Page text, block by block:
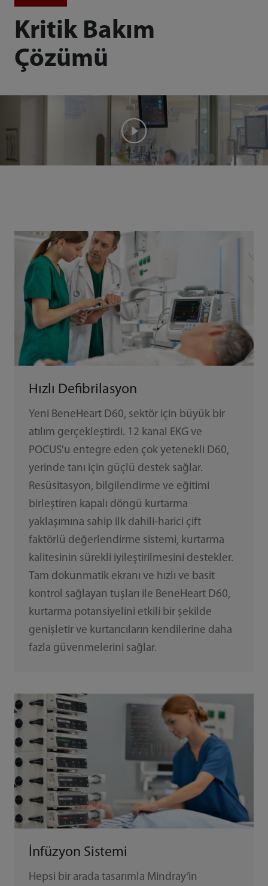
Kritik Bakım
Çözümü
Hızlı Defibrilasyon
Yeni BeneHeart D60, sektör için büyük bir
atılım gerçekleştirdi. 12 kanal EKG ve
POCUS'u entegre eden çok yetenekli D60,
yerinde tanı için güçlü destek sağlar.
Resüsitasyon, bilgilendirme ve eğitimi
birleştiren kapalı döngü kurtarma
yaklaşımına sahip ilk dahili-harici çift
faktörlü değerlendirme sistemi, kurtarma
kalitesinin sürekli iyileştirilmesini destekler.
Tam dokunmatik ekranı ve hızlı ve basit
kontrol sağlayan tuşları ile BeneHeart D60,
kurtarma potansiyelini etkili bir şekilde
genişletir ve kurtarıcıların kendilerine daha
fazla güvenmelerini sağlar.
İnfüzyon Sistemi
Hepsi bir arada tasarımla Mindray’in